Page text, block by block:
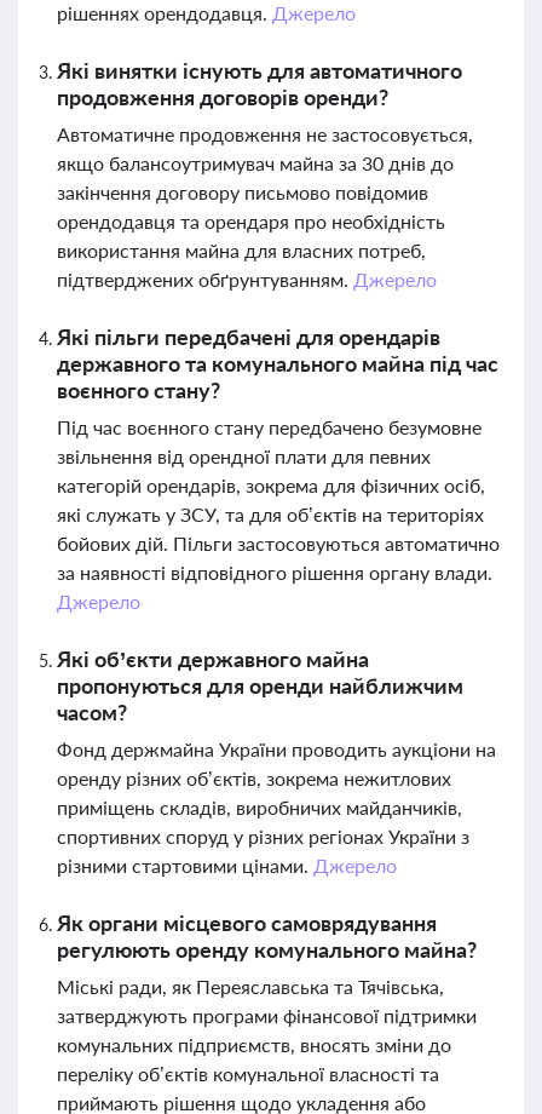
рішеннях орендодавця. Джерело
Які винятки існують для автоматичного
продовження договорів оренди?
Автоматичне продовження не застосовується,
якщо балансоутримувач майна за 30 днів до
закінчення договору письмово повідомив
орендодавця та орендаря про необхідність
використання майна для власних потреб,
підтверджених обґрунтуванням. Джерело
Які пільги передбачені для орендарів
державного та комунального майна під час
воєнного стану?
Під час воєнного стану передбачено безумовне
звільнення від орендної плати для певних
категорій орендарів, зокрема для фізичних осіб,
які служать у ЗСУ, та для об’єктів на територіях
бойових дій. Пільги застосовуються автоматично
за наявності відповідного рішення органу влади.
Джерело
Які об’єкти державного майна
пропонуються для оренди найближчим
часом?
Фонд держмайна України проводить аукціони на
оренду різних об’єктів, зокрема нежитлових
приміщень складів, виробничих майданчиків,
спортивних споруд у різних регіонах України з
різними стартовими цінами. Джерело
Як органи місцевого самоврядування
регулюють оренду комунального майна?
Міські ради, як Переяславська та Тячівська,
затверджують програми фінансової підтримки
комунальних підприємств, вносять зміни до
переліку об’єктів комунальної власності та
приймають рішення щодо укладення або